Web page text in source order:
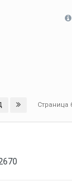
Страница